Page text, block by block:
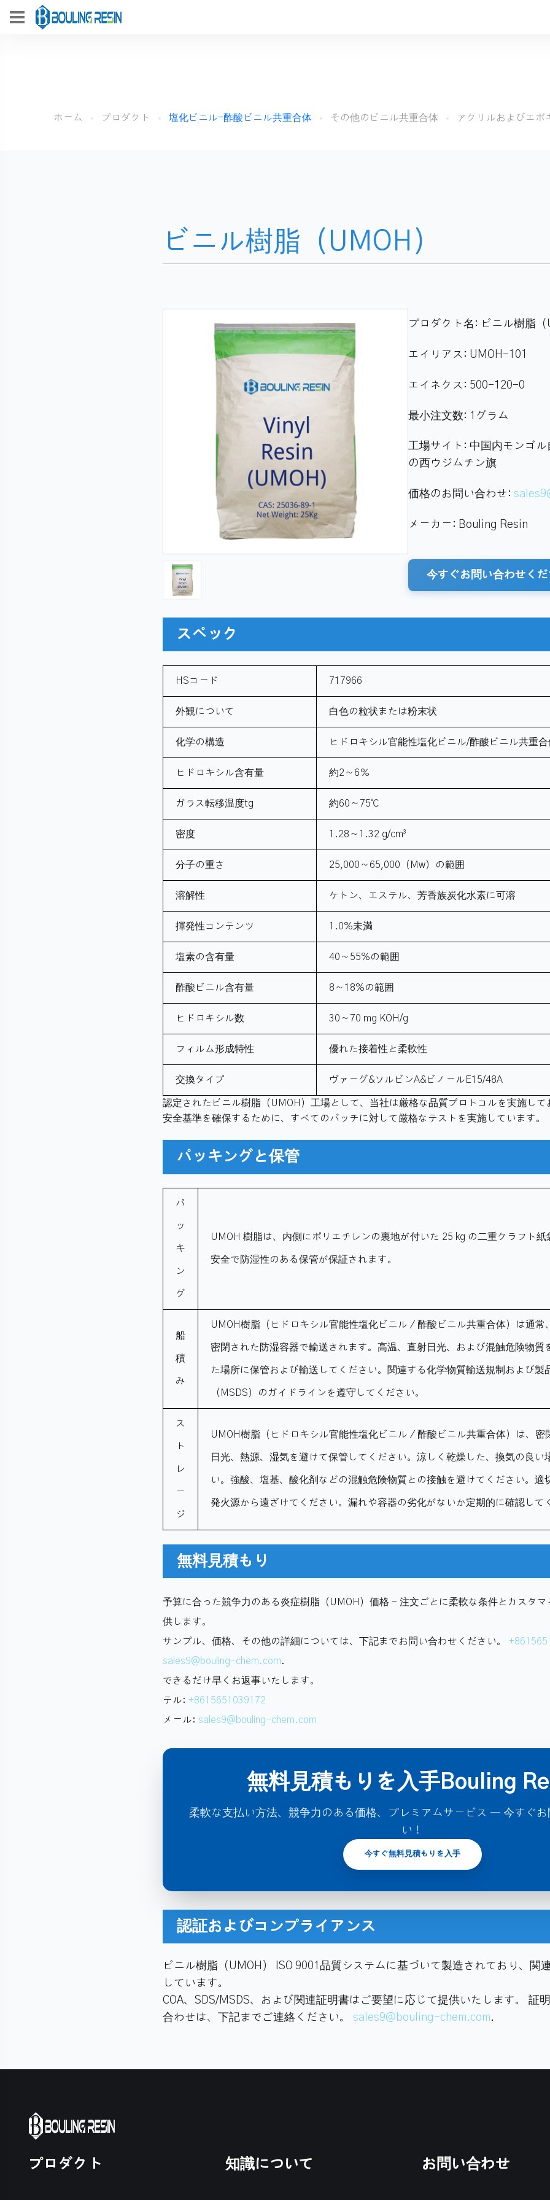
ホーム プロダクト 塩化ビニル-酢酸ビニル共重合体 その他のビニル共重合体 アクリルおよびエポ
ビニル樹脂（UMOH）
プロダクト名: ビニル樹脂
エイリアス: UMOH-101
エイネクス: 500-120-0
最小注文数: 1グラム
工場サイト: 中国内モンゴ
の西ウジムチン旗
価格のお問い合わせ:
メーカー: Bouling Resin
今すぐお問い合わせく
スペック
HSコード 717966
外観について 白色の粒状または粉末状
化学の構造 ヒドロキシル官能性塩化ビニル/酢酸ビニル共重合
ヒドロキシル含有量 約2～6％
ガラス転移温度tg 約60～75℃
密度 1.28～1.32 g/cm³
分子の重さ 25,000～65,000（Mw）の範囲
溶解性 ケトン、エステル、芳香族炭化水素に可溶
揮発性コンテンツ 1.0%未満
塩素の含有量 40～55%の範囲
酢酸ビニル含有量 8～18%の範囲
ヒドロキシル数 30～70 mg KOH/g
フィルム形成特性 優れた接着性と柔軟性
交換タイプ ヴァーグ&ソルビンA&ビノールE15/48A
認定されたビニル樹脂（UMOH）工場として、当社は厳格な品質プロトコルを実施し
安全基準を確保するために、すべてのバッチに対して厳格なテストを実施しています。
パッキングと保管
パ
ッ
キ
ン
グ
UMOH 樹脂は、内側にポリエチレンの裏地が付いた 25 kg の二重クラフト
安全で防湿性のある保管が保証されます。
船
積
み
UMOH樹脂（ヒドロキシル官能性塩化ビニル／酢酸ビニル共重合体）は通常
密閉された防湿容器で輸送されます。高温、直射日光、および混触危険物質
た場所に保管および輸送してください。関連する化学物質輸送規制および製
（MSDS）のガイドラインを遵守してください。
ス
ト
レ
ー
ジ
UMOH樹脂（ヒドロキシル官能性塩化ビニル／酢酸ビニル共重合体）は、密
日光、熱源、湿気を避けて保管してください。涼しく乾燥した、換気の良い
い。強酸、塩基、酸化剤などの混触危険物質との接触を避けてください。適
発火源から遠ざけてください。漏れや容器の劣化がないか定期的に確認して
無料見積もり
予算に合った競争力のある炎症樹脂（UMOH）価格 - 注文ごとに柔軟な条件とカスタ
供します。
サンプル、価格、その他の詳細については、下記までお問い合わせください。
sales9@bouling-chem.com.
できるだけ早くお返事いたします。
テル:+8615651039172
メール: sales9@bouling-chem.com
無料見積もりを入手Bouling
柔軟な支払い方法、競争力のある価格、プレミアムサービス ― 今すぐ
い！
今すぐ無料見積もりを入手
認証およびコンプライアンス
ビニル樹脂（UMOH） ISO 9001品質システムに基づいて製造されており、関
しています。
COA、SDS/MSDS、および関連証明書はご要望に応じて提供いたします。 証
合わせは、下記までご連絡ください。 sales9@bouling-chem.com.
プロダクト 知識について お問い合わせ